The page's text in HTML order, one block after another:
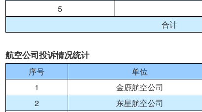
5
合计
航空公司投诉情况统计
序号 单位
1 金鹿航空公司
2
东星航空公司